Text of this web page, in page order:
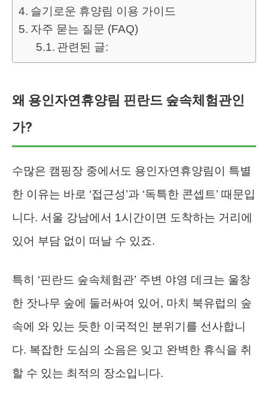
슬기로운 휴양림 이용 가이드
자주 묻는 질문 (FAQ)
관련된 글:
왜 용인자연휴양림 핀란드 숲속체험관인
가?
수많은 캠핑장 중에서도 용인자연휴양림이 특별
한 이유는 바로 ‘접근성’과 ‘독특한 콘셉트’ 때문입
니다. 서울 강남에서 1시간이면 도착하는 거리에
있어 부담 없이 떠날 수 있죠.
특히 ‘핀란드 숲속체험관’ 주변 야영 데크는 울창
한 잣나무 숲에 둘러싸여 있어, 마치 북유럽의 숲
속에 와 있는 듯한 이국적인 분위기를 선사합니
다. 복잡한 도심의 소음은 잊고 완벽한 휴식을 취
할 수 있는 최적의 장소입니다.